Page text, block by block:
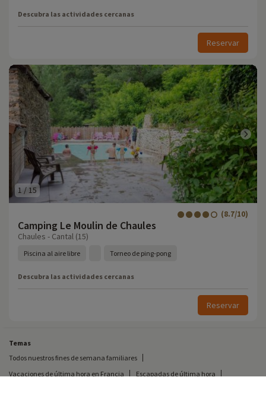
Descubra las actividades cercanas
Reservar
1 /15
Camping Le Moulin de Chaules
(8.7/10)
Chaules - Cantal (15)
Piscina al aire libre Torneo de ping-pong
Descubra las actividades cercanas
Reservar
Temas
Todos nuestros fines de semana familiares
Vacaciones de última hora en Francia
Escapadas de última hora